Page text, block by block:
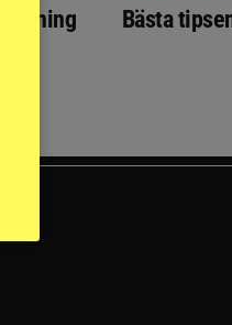
Bästa